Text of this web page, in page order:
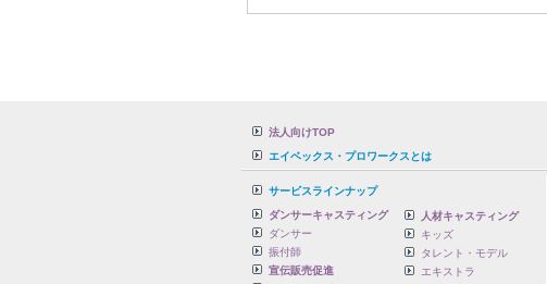
法人向けTOP
エイベックス・プロワークスとは
サービスラインナップ
ダンサーキャスティング
ダンサー
振付師
宣伝販売促進
人材キャスティング
キッズ
タレント・モデル
エキストラ